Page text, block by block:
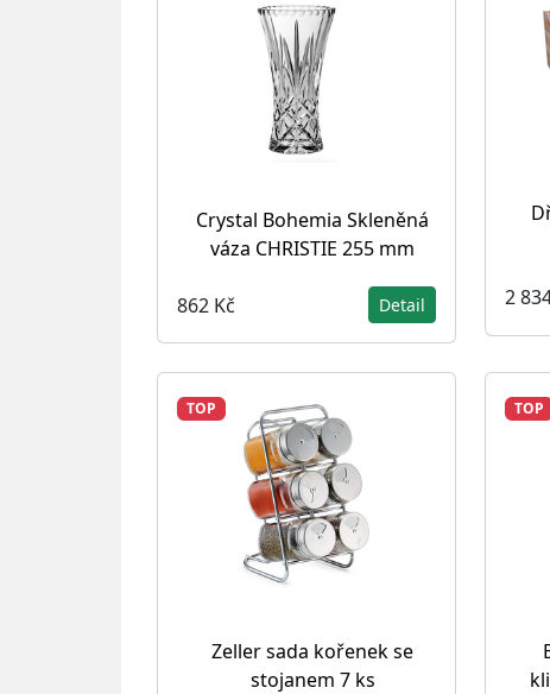
Crystal Bohemia Skleněná
váza CHRISTIE 255 mm
862 Kč Detail 2
TOP
Zeller sada kořenek se
stojanem 7 ks
TOP